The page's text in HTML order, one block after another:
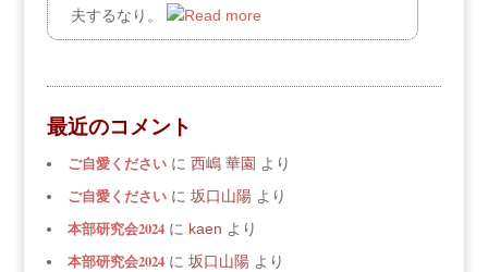
夫するなり。
最近のコメント
ご自愛くださいに 西嶋 華園 より
ご自愛くださいに 坂口山陽より
本部研究会2024に kaen より
本部研究会2024に 坂口山陽より